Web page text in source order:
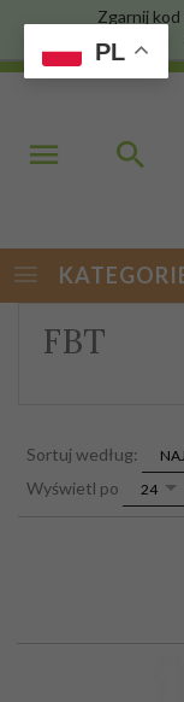
Zgarnij
FBT
Sortuj według: sort
Wyświetl po pop24
PL